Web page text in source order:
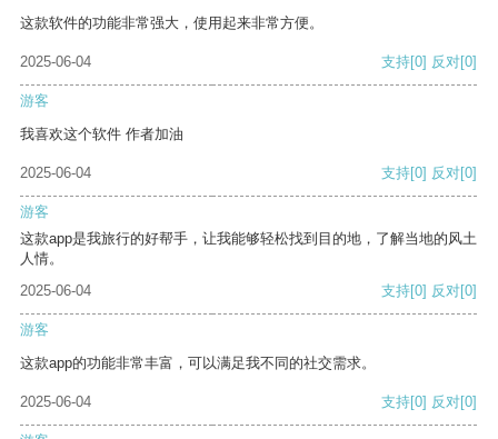
这款软件的功能非常强大，使用起来非常方便。
2025-06-04 支持[0] 反对[0]
游客
我喜欢这个软件 作者加油
2025-06-04 支持[0] 反对[0]
游客
这款app是我旅行的好帮手，让我能够轻松找到目的地，了解当地的风土
人情。
2025-06-04
支持[0] 反对[0]
游客
这款app的功能非常丰富，可以满足我不同的社交需求。
2025-06-04 支持[0] 反对[0]